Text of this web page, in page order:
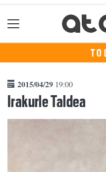
2015/04/29 19:00
Irakurle Taldea